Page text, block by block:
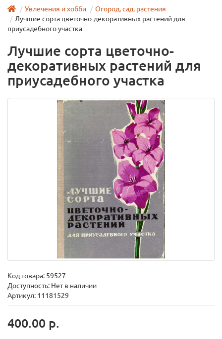
Увлечения и хобби
Огород, сад, растения
Лучшие сорта цветочно-декоративных растений для
приусадебного участка
Лучшие сорта цветочно-
декоративных растений для
приусадебного участка
Код товара: 59527
Доступность: Нет в наличии
Артикул: 11181529
400.00 р.